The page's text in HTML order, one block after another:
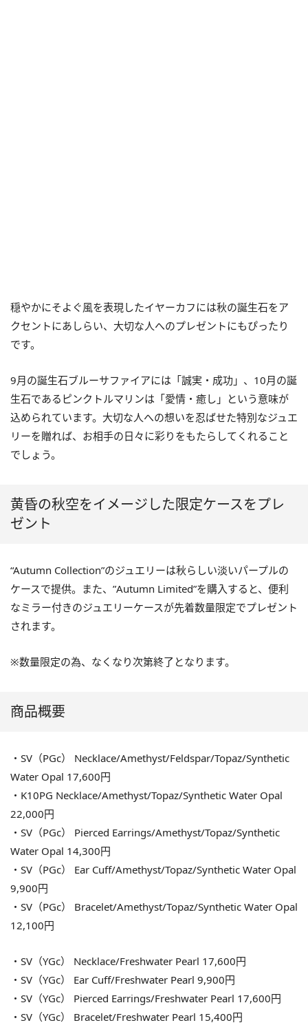
穏やかにそよぐ風を表現したイヤーカフには秋の誕生石をア
クセントにあしらい、大切な人へのプレゼントにもぴったり
です。
9月の誕生石ブルーサファイアには「誠実・成功」、10月の誕
生石であるピンクトルマリンは「愛情・癒し」という意味が
込められています。大切な人への想いを忍ばせた特別なジュエ
リーを贈れば、お相手の日々に彩りをもたらしてくれること
でしょう。
黄昏の秋空をイメージした限定ケースをプレ
ゼント
“Autumn Collection”のジュエリーは秋らしい淡いパープルの
ケースで提供。また、”Autumn Limited”を購入すると、便利
なミラー付きのジュエリーケースが先着数量限定でプレゼント
されます。
※数量限定の為、なくなり次第終了となります。
商品概要
・SV（PGc） Necklace/Amethyst/Feldspar/Topaz/Synthetic
Water Opal 17,600円
・K10PG Necklace/Amethyst/Topaz/Synthetic Water Opal
22,000円
・SV（PGc） Pierced Earrings/Amethyst/Topaz/Synthetic
Water Opal 14,300円
・SV（PGc） Ear Cuff/Amethyst/Topaz/Synthetic Water Opal
9,900円
・SV（PGc） Bracelet/Amethyst/Topaz/Synthetic Water Opal
12,100円
・SV（YGc） Necklace/Freshwater Pearl 17,600円
・SV（YGc） Ear Cuff/Freshwater Pearl 9,900円
・SV（YGc） Pierced Earrings/Freshwater Pearl 17,600円
・SV（YGc） Bracelet/Freshwater Pearl 15,400円